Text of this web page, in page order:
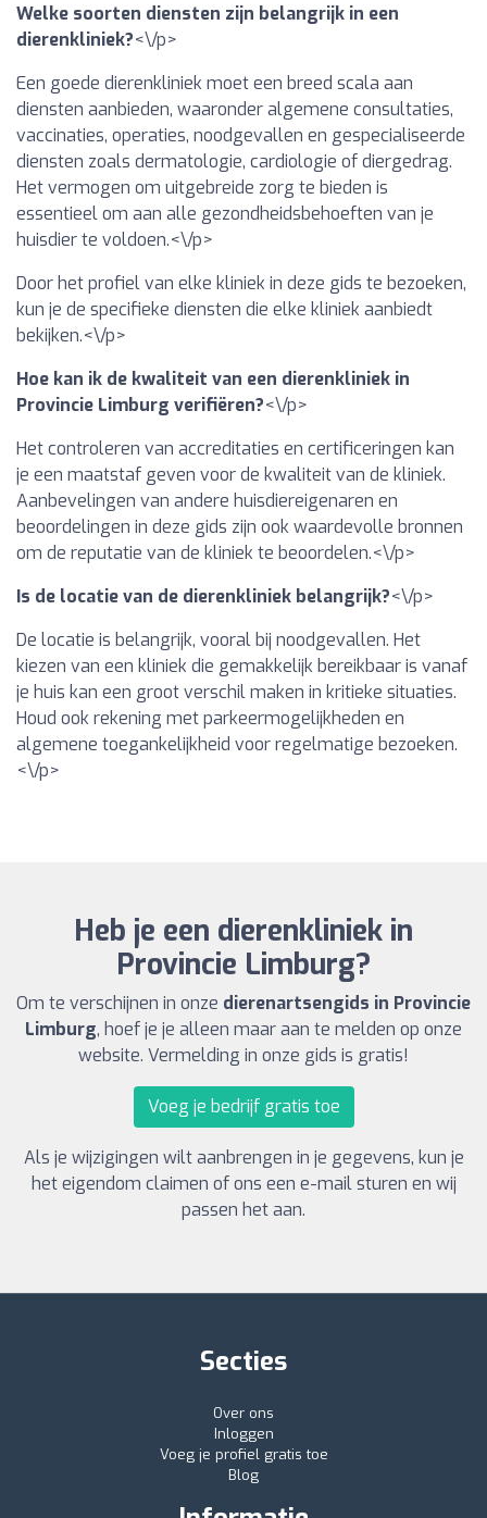
Welke soorten diensten zijn belangrijk in een
dierenkliniek?<\/p>
Een goede dierenkliniek moet een breed scala aan
diensten aanbieden, waaronder algemene consultaties,
vaccinaties, operaties, noodgevallen en gespecialiseerde
diensten zoals dermatologie, cardiologie of diergedrag.
Het vermogen om uitgebreide zorg te bieden is
essentieel om aan alle gezondheidsbehoeften van je
huisdier te voldoen.<\/p>
Door het profiel van elke kliniek in deze gids te bezoeken,
kun je de specifieke diensten die elke kliniek aanbiedt
bekijken.<\/p>
Hoe kan ik de kwaliteit van een dierenkliniek in
Provincie Limburg verifiëren?<\/p>
Het controleren van accreditaties en certificeringen kan
je een maatstaf geven voor de kwaliteit van de kliniek.
Aanbevelingen van andere huisdiereigenaren en
beoordelingen in deze gids zijn ook waardevolle bronnen
om de reputatie van de kliniek te beoordelen.<\/p>
Is de locatie van de dierenkliniek belangrijk?<\/p>
De locatie is belangrijk, vooral bij noodgevallen. Het
kiezen van een kliniek die gemakkelijk bereikbaar is vanaf
je huis kan een groot verschil maken in kritieke situaties.
Houd ook rekening met parkeermogelijkheden en
algemene toegankelijkheid voor regelmatige bezoeken.
<\/p>
Heb je een dierenkliniek in
Provincie Limburg?
Om te verschijnen in onze dierenartsengids in Provincie
Limburg, hoef je je alleen maar aan te melden op onze
website. Vermelding in onze gids is gratis!
Voeg je bedrijf gratis toe
Als je wijzigingen wilt aanbrengen in je gegevens, kun je
het eigendom claimen of ons een e-mail sturen en wij
passen het aan.
Secties
Over ons
Inloggen
Voeg je profiel gratis toe
Blog